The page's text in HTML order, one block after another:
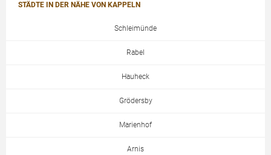
STÄDTE IN DER NÄHE VON KAPPELN
Schleimünde
Rabel
Hauheck
Grödersby
Marienhof
Arnis